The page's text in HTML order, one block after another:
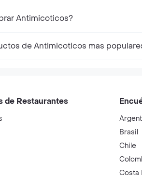
Antimicoticos?
de Antimicoticos mas
de Restaurantes
Brasil
Chile
Costa